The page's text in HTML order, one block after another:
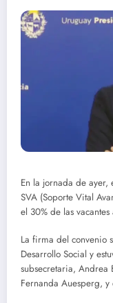
En la jornada de
SVA (Soporte Vital
el 30% de las
La firma del convenio
Desarrollo Social y
subsecretaria, Andrea
Fernanda Auesperg,